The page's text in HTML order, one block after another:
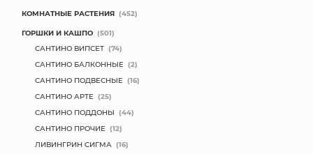
КОМНАТНЫЕ РАСТЕНИЯ (452)
ГОРШКИ И КАШПО (501)
САНТИНО ВИПСЕТ (74)
САНТИНО БАЛКОННЫЕ (2)
САНТИНО ПОДВЕСНЫЕ (16)
САНТИНО АРТЕ (25)
САНТИНО ПОДДОНЫ (44)
САНТИНО ПРОЧИЕ (12)
ЛИВИНГРИН СИГМА (16)